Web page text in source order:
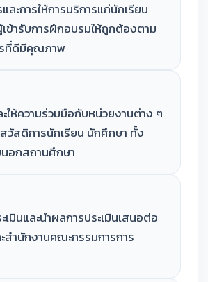
ละการให้การบริการแก่นักเรียน
ข้ารับการฝึกอบรมให้ถูกต้องตาม
ที่ดีมีคุณภาพ
ให้ความร่วมมือกับหน่วยงานต่าง ๆ
วัสดิการนักเรียน นักศึกษา ทั้ง
นอกสถานศึกษา
มินและนําผลการประเมินเสนอต่อ
สำนักงานคณะกรรมการการ